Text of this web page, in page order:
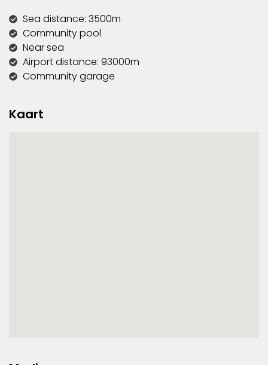
Sea distance: 3500m
Community pool
Near sea
Airport distance: 93000m
Community garage
Kaart